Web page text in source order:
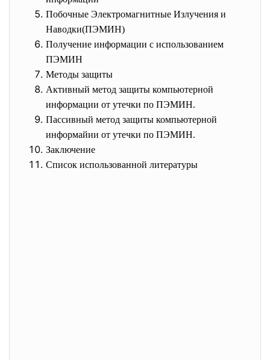
Побочные Электромагнитные Излучения и
Наводки(ПЭМИН)
Получение информации с использованием
ПЭМИН
Методы защиты
Активный метод защиты компьютерной
информации от утечки по ПЭМИН.
Пассивный метод защиты компьютерной
информайии от утечки по ПЭМИН.
Заключение
Список использованной литературы